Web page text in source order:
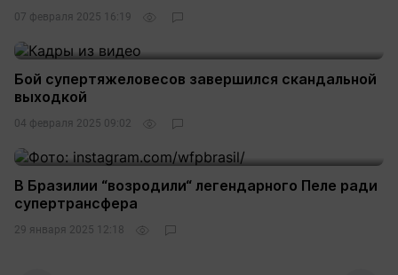
07 февраля 2025 16:19
Бой супертяжеловесов завершился скандальной
выходкой
04 февраля 2025 09:02
В Бразилии “возродили“ легендарного Пеле ради
супертрансфера
29 января 2025 12:18